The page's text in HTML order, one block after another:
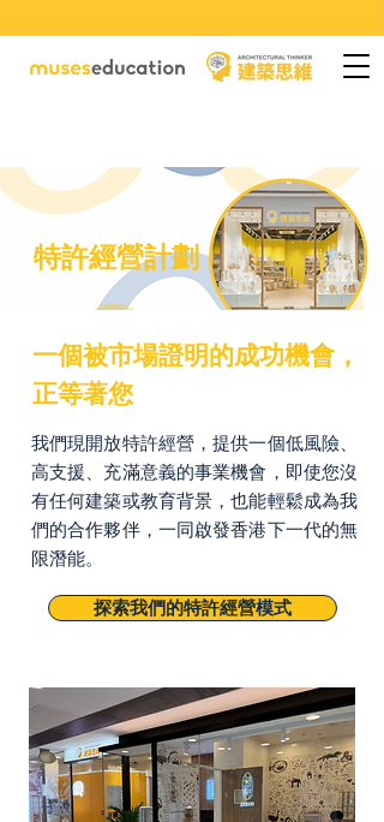
特許經營計劃
一個被市場證明的成功機會，
正等著您
我們現開放特許經營，提供一個低風險、
高支援、充滿意義的事業機會，即使您沒
有任何建築或教育背景，也能輕鬆成為我
們的合作夥伴，一同啟發香港下一代的無
限潛能。
探索我們的特許經營模式